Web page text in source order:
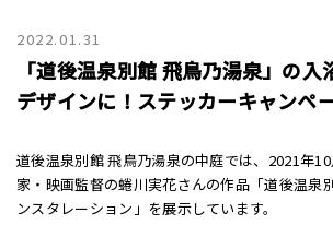
2022.01.31
「道後温泉別館 飛鳥乃湯泉」の
デザインに！ステッカーキャンペ
道後温泉別館 飛鳥乃湯泉の中庭では、2021年
家・映画監督の蜷川実花さんの作品「道後温泉
ンスタレーション」を展示しています。